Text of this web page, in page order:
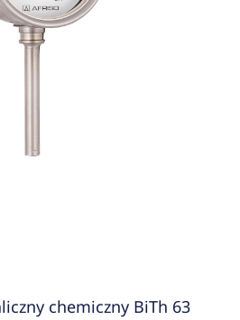
chemiczny BiTh 63